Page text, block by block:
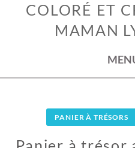
COLORÉ ET
MAMAN
PANIER À TRÉSORS